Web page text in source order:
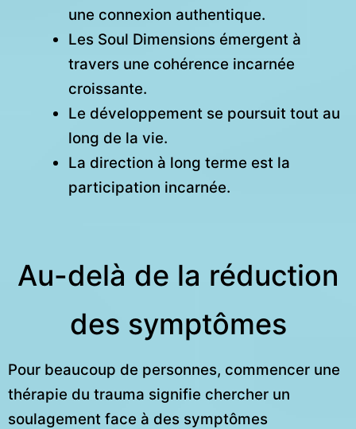
une connexion authentique.
Les Soul Dimensions émergent à
travers une cohérence incarnée
croissante.
Le développement se poursuit tout au
long de la vie.
La direction à long terme est la
participation incarnée.
Au-delà de la réduction
des symptômes
Pour beaucoup de personnes, commencer une
thérapie du trauma signifie chercher un
soulagement face à des symptômes